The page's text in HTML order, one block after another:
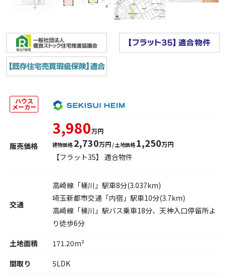
ハウス
メーカー
販売価格
3,980万円
建物価格 2,730万円/ 土地価格 1,250万円
【フラット35】 適合物件
交通
高崎線「桶川」駅車8分(3.037km)
埼玉新都市交通「内宿」駅車10分(3.7km)
高崎線「桶川」駅バス乗車18分、天神入口停留所よ
り徒歩6分
土地面積
171.20m²
間取り
5LDK